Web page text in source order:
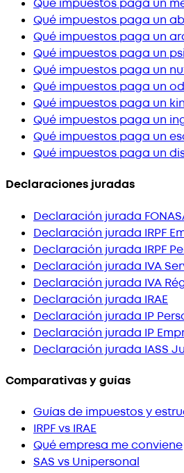
Qué impuestos paga un
Qué impuestos paga un
Qué impuestos paga un
Qué impuestos paga un
Qué impuestos paga un
Qué impuestos paga un
Qué impuestos paga un
Qué impuestos paga un
Qué impuestos paga un
Qué impuestos paga un
Declaraciones juradas
Declaración jurada
Declaración jurada IRPF
Declaración jurada IRPF
Declaración jurada IVA
Declaración jurada IVA
Declaración jurada IRAE
Declaración jurada IP
Declaración jurada IP
Declaración jurada IASS
Comparativas y guías
Guías de impuestos y
IRPF vs IRAE
Qué empresa me conviene
SAS vs Unipersonal